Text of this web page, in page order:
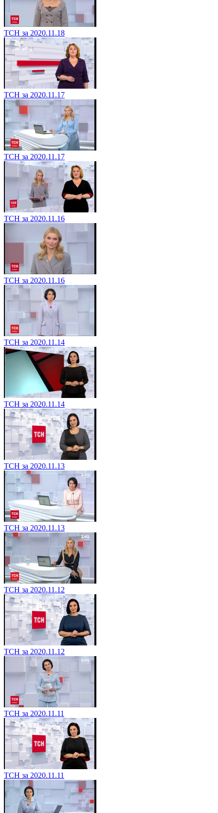
ТСН за 2020.11.18
ТСН за 2020.11.17
ТСН за 2020.11.17
ТСН за 2020.11.16
ТСН за 2020.11.16
ТСН за 2020.11.14
ТСН за 2020.11.14
ТСН за 2020.11.13
ТСН за 2020.11.13
ТСН за 2020.11.12
ТСН за 2020.11.12
ТСН за 2020.11.11
ТСН за 2020.11.11